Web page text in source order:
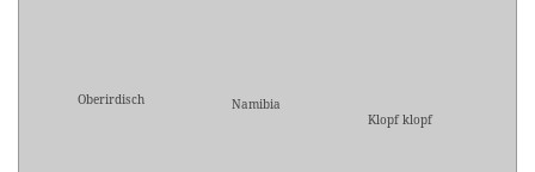
Oberirdisch
Namibia
Klopf klopf